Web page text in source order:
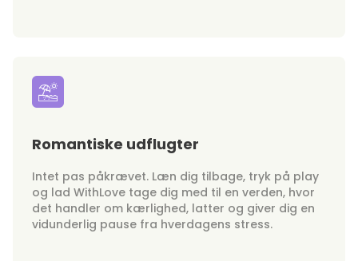
Romantiske udflugter
Intet pas påkrævet. Læn dig tilbage, tryk på play
og lad WithLove tage dig med til en verden, hvor
det handler om kærlighed, latter og giver dig en
vidunderlig pause fra hverdagens stress.